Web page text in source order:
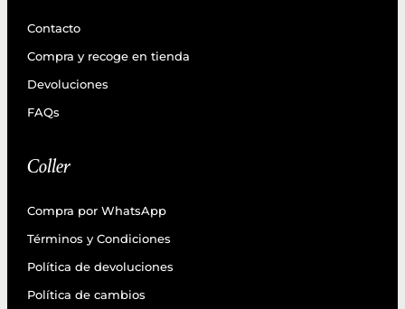
Contacto
Compra y recoge en tienda
Devoluciones
FAQs
Coller
Compra por WhatsApp
Términos y Condiciones
Política de devoluciones
Política de cambios